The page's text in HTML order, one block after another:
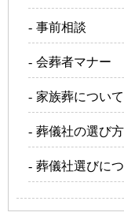
事前相談
会葬者マナー
家族葬について
葬儀社の選び方
葬儀社選びに